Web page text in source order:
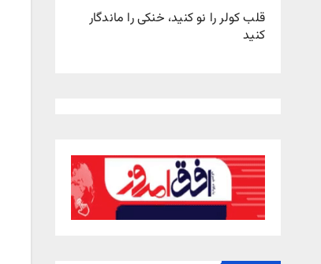
قلب کولر را نو کنید، خنکی را ماندگار
کنید